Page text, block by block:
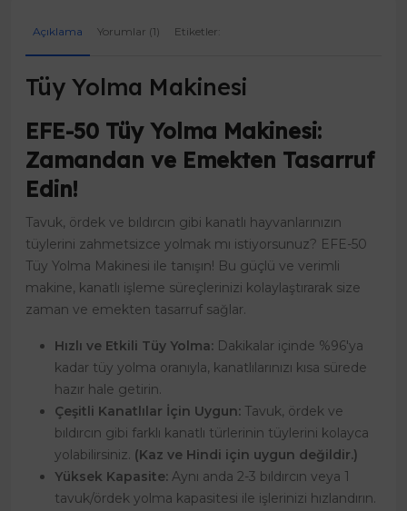
Açıklama Yorumlar (1) Etiketler:
Tüy Yolma Makinesi
EFE-50 Tüy Yolma Makinesi:
Zamandan ve Emekten Tasarruf
Edin!
Tavuk, ördek ve bıldırcın gibi kanatlı hayvanlarınızın
tüylerini zahmetsizce yolmak mı istiyorsunuz? EFE-50
Tüy Yolma Makinesi ile tanışın! Bu güçlü ve verimli
makine, kanatlı işleme süreçlerinizi kolaylaştırarak size
zaman ve emekten tasarruf sağlar.
Hızlı ve Etkili Tüy Yolma: Dakikalar içinde %96'ya
kadar tüy yolma oranıyla, kanatlılarınızı kısa sürede
hazır hale getirin.
Çeşitli Kanatlılar İçin Uygun: Tavuk, ördek ve
bıldırcın gibi farklı kanatlı türlerinin tüylerini kolayca
yolabilirsiniz. (Kaz ve Hindi için uygun değildir.)
Yüksek Kapasite: Aynı anda 2-3 bıldırcın veya 1
tavuk/ördek yolma kapasitesi ile işlerinizi hızlandırın.